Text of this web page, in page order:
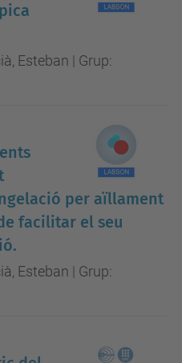
Esteban | Grup:
per aïllament
facilitar el seu
Esteban | Grup: